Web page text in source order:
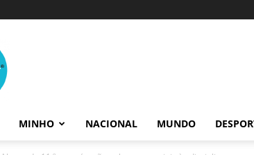
MINHO NACIONAL MUNDO